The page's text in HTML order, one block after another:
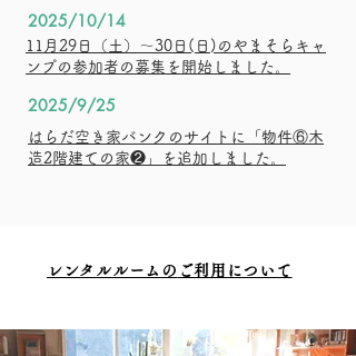
2025/10/14
11月29日（土）〜30日(日)のやまそらキャ
ンプの参加者の募集を開始しました。
2025/9/25
​はらだ空き家バンクのサイトに「物件⑥木
造2階建ての家❷」を追加しました。
レンタルルームの ご利用について